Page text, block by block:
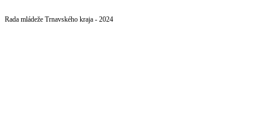
Rada mládeže Trnavského kraja - 2024